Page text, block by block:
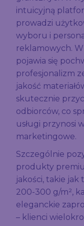
intuicyjną
prowadzi
wyboru i
reklamowych.
pojawia się
profesjonalizm
jakość
skutecznie
odbiorców, co
usługi przynosi
marketingowe.
Szczególnie
produkty
jakości, takie
200-300 g/m²,
eleganckie
– klienci